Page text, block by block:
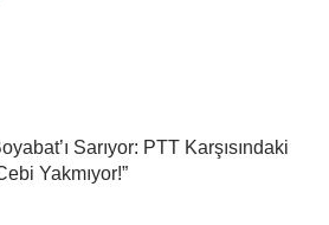
Sarıyor: PTT Karşısındaki
Yakmıyor!”